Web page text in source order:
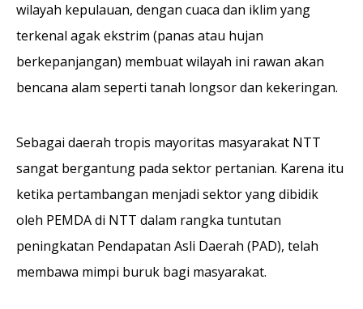
wilayah kepulauan, dengan cuaca dan iklim yang
terkenal agak ekstrim (panas atau hujan
berkepanjangan) membuat wilayah ini rawan akan
bencana alam seperti tanah longsor dan kekeringan.
Sebagai daerah tropis mayoritas masyarakat NTT
sangat bergantung pada sektor pertanian. Karena itu
ketika pertambangan menjadi sektor yang dibidik
oleh PEMDA di NTT dalam rangka tuntutan
peningkatan Pendapatan Asli Daerah (PAD), telah
membawa mimpi buruk bagi masyarakat.